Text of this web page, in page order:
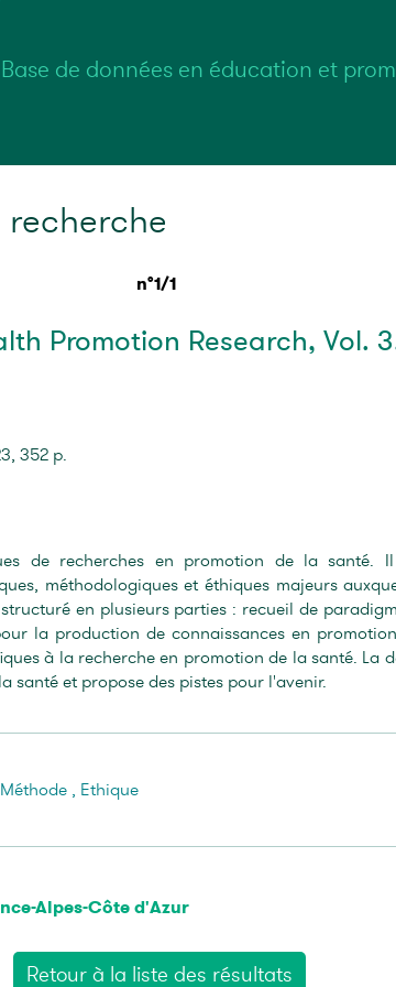
Base de données en éducation et
n°1/1
Promotion Research, Vol.
352 p.
de recherches en promotion de la santé.
méthodologiques et éthiques majeurs
en plusieurs parties : recueil de
la production de connaissances en
à la recherche en promotion de la santé. La
santé et propose des pistes pour l'avenir.
Méthode, Ethique
Alpes-Côte d'Azur
Retour à la liste des résultats